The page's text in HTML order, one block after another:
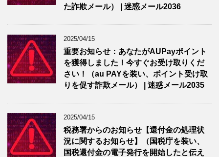
た詐欺メール） | 迷惑メール2036
2025/04/15
重要お知らせ：あなたがAUPayポイント
を獲得しました！今すぐお受け取りくだ
さい！（au PAYを装い、ポイント受け取
りを促す詐欺メール） | 迷惑メール2035
2025/04/15
税務署からのお知らせ【還付金の処理状
況に関するお知らせ】（国税庁を装い、
国税還付金の電子発行を開始したと伝え